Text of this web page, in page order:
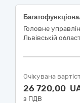
Головне
Львівській
Очікувана
26 720,00
з ПДВ